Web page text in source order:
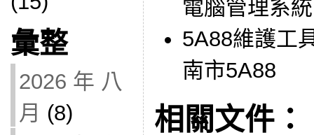
彙整
2026 年 八
月 (8)
電腦管理系統
5A88維護工
南市5A88
相關文件：